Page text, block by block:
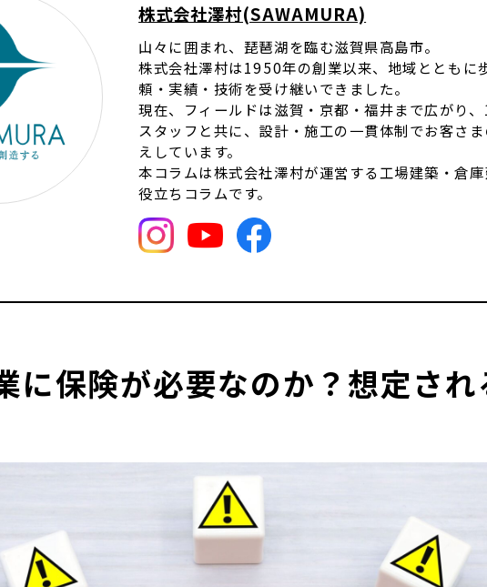
株式会社澤村(SAWAMURA)
山々に囲まれ、琵琶湖を臨む滋賀県高島市。
株式会社澤村は1950年の創業以来、地域とともに
頼・実績・技術を受け継いできました。
現在、フィールドは滋賀・京都・福井まで広がり
スタッフと共に、設計・施工の一貫体制でお客さ
えしています。
本コラムは株式会社澤村が運営する工場建築・倉
役立ちコラムです。
に保険が必要なのか？想定され